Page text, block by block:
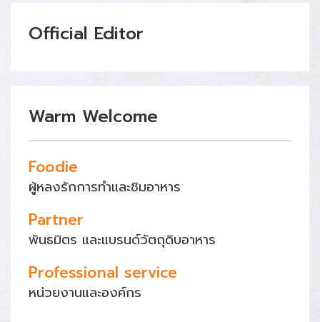
Official Editor
Warm Welcome
Foodie
ผู้หลงรักการทำและชิมอาหาร
Partner
พันธมิตร และแบรนด์วัตถุดิบอาหาร
Professional service
หน่วยงานและองค์กร